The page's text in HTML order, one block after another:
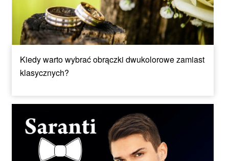
Kiedy warto wybrać obrączki dwukolorowe zamiast
klasycznych?